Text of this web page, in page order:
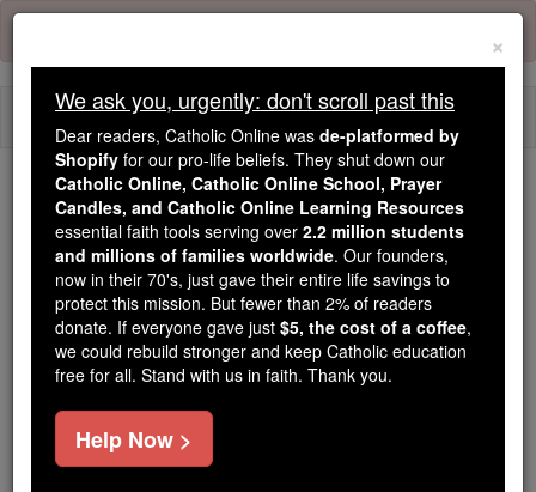
Skip
content
Because of You, 2.2 Million
Students Are Being Formed in the
Faith
Because of generous supporters like you,
Catholic Online School has already delivered
free, faithful Catholic education to over 2.2
million students across 193 countries. In an age
of noise and algorithms, you are helping form
souls with truth, prayer, Scripture, and Christ.
×
We ask you, urgently: don't scroll past this
Dear readers, Catholic Online was de-platformed by
Shopify for our pro-life beliefs. They shut down our
Catholic Online, Catholic Online School, Prayer
Candles, and Catholic Online Learning Resources
essential faith tools serving over 2.2 million students
and millions of families worldwide. Our founders,
now in their 70's, just gave their entire life savings to
protect this mission. But fewer than 2% of readers
donate. If everyone gave just $5, the cost of a coffee,
we could rebuild stronger and keep Catholic education
free for all. Stand with us in faith. Thank you.
Help Now >